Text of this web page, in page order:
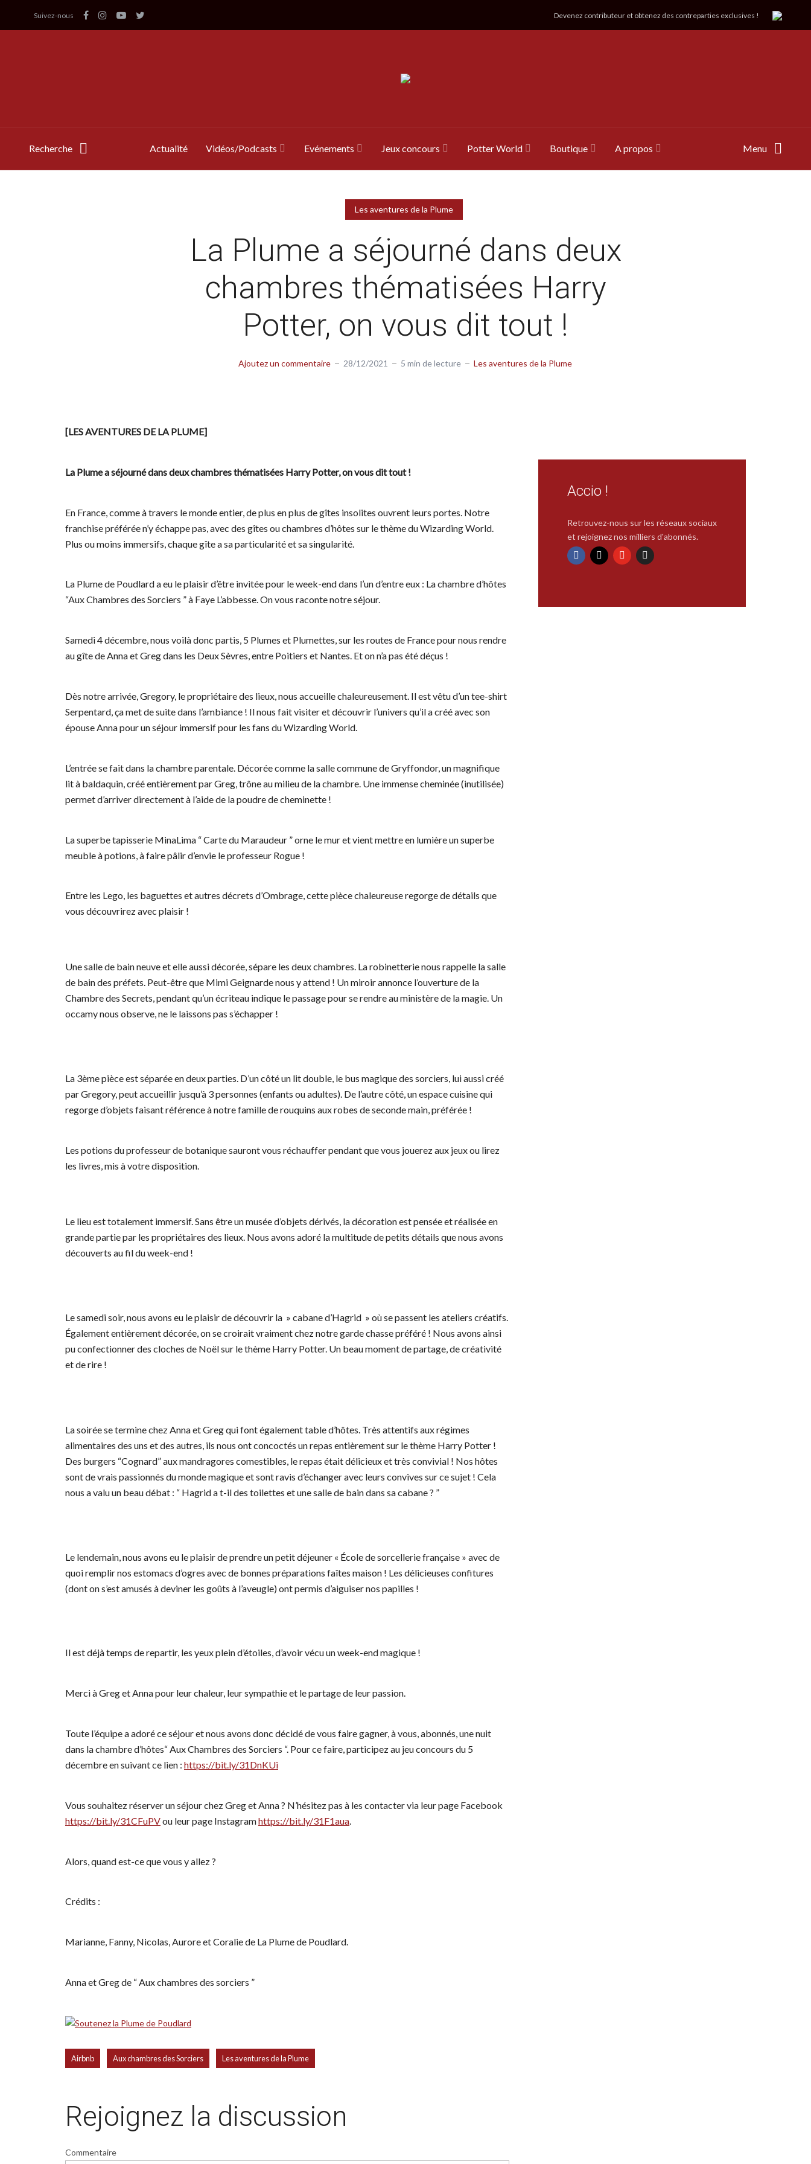
Suivez-nous Devenez contributeur et obtenez des contreparties exclusives !
Recherche Actualité Vidéos/Podcasts Evénements Jeux concours Potter World Boutique A propos Menu
Les aventures de la Plume
La Plume a séjourné dans deux
chambres thématisées Harry
Potter, on vous dit tout !
Ajoutez un commentaire 28/12/2021 5 min de lecture Les aventures de la Plume
[LES AVENTURES DE LA PLUME]
La Plume a séjourné dans deux chambres thématisées Harry Potter, on vous dit tout !
En France, comme à travers le monde entier, de plus en plus de gîtes insolites ouvrent leurs portes. Notre
franchise préférée n’y échappe pas, avec des gîtes ou chambres d’hôtes sur le thème du Wizarding World.
Plus ou moins immersifs, chaque gîte a sa particularité et sa singularité.
La Plume de Poudlard a eu le plaisir d’être invitée pour le week-end dans l’un d’entre eux : La chambre d’hôtes
“Aux Chambres des Sorciers ” à Faye L’abbesse. On vous raconte notre séjour.
Samedi 4 décembre, nous voilà donc partis, 5 Plumes et Plumettes, sur les routes de France pour nous rendre
au gîte de Anna et Greg dans les Deux Sèvres, entre Poitiers et Nantes. Et on n’a pas été déçus !
Dès notre arrivée, Gregory, le propriétaire des lieux, nous accueille chaleureusement. Il est vêtu d’un tee-shirt
Serpentard, ça met de suite dans l’ambiance ! Il nous fait visiter et découvrir l’univers qu’il a créé avec son
épouse Anna pour un séjour immersif pour les fans du Wizarding World.
L’entrée se fait dans la chambre parentale. Décorée comme la salle commune de Gryffondor, un magnifique
lit à baldaquin, créé entièrement par Greg, trône au milieu de la chambre. Une immense cheminée (inutilisée)
permet d’arriver directement à l’aide de la poudre de cheminette !
La superbe tapisserie MinaLima “ Carte du Maraudeur ” orne le mur et vient mettre en lumière un superbe
meuble à potions, à faire pâlir d’envie le professeur Rogue !
Entre les Lego, les baguettes et autres décrets d’Ombrage, cette pièce chaleureuse regorge de détails que
vous découvrirez avec plaisir !
Une salle de bain neuve et elle aussi décorée, sépare les deux chambres. La robinetterie nous rappelle la salle
de bain des préfets. Peut-être que Mimi Geignarde nous y attend ! Un miroir annonce l’ouverture de la
Chambre des Secrets, pendant qu’un écriteau indique le passage pour se rendre au ministère de la magie. Un
occamy nous observe, ne le laissons pas s’échapper !
La 3ème pièce est séparée en deux parties. D’un côté un lit double, le bus magique des sorciers, lui aussi créé
par Gregory, peut accueillir jusqu’à 3 personnes (enfants ou adultes). De l’autre côté, un espace cuisine qui
regorge d’objets faisant référence à notre famille de rouquins aux robes de seconde main, préférée !
Les potions du professeur de botanique sauront vous réchauffer pendant que vous jouerez aux jeux ou lirez
les livres, mis à votre disposition.
Le lieu est totalement immersif. Sans être un musée d’objets dérivés, la décoration est pensée et réalisée en
grande partie par les propriétaires des lieux. Nous avons adoré la multitude de petits détails que nous avons
découverts au fil du week-end !
Le samedi soir, nous avons eu le plaisir de découvrir la » cabane d’Hagrid » où se passent les ateliers créatifs.
Également entièrement décorée, on se croirait vraiment chez notre garde chasse préféré ! Nous avons ainsi
pu confectionner des cloches de Noël sur le thème Harry Potter. Un beau moment de partage, de créativité
et de rire !
La soirée se termine chez Anna et Greg qui font également table d’hôtes. Très attentifs aux régimes
alimentaires des uns et des autres, ils nous ont concoctés un repas entièrement sur le thème Harry Potter !
Des burgers “Cognard” aux mandragores comestibles, le repas était délicieux et très convivial ! Nos hôtes
sont de vrais passionnés du monde magique et sont ravis d’échanger avec leurs convives sur ce sujet ! Cela
nous a valu un beau débat : “ Hagrid a t-il des toilettes et une salle de bain dans sa cabane ? ”
Le lendemain, nous avons eu le plaisir de prendre un petit déjeuner « École de sorcellerie française » avec de
quoi remplir nos estomacs d’ogres avec de bonnes préparations faîtes maison ! Les délicieuses confitures
(dont on s’est amusés à deviner les goûts à l’aveugle) ont permis d’aiguiser nos papilles !
Il est déjà temps de repartir, les yeux plein d’étoiles, d’avoir vécu un week-end magique !
Merci à Greg et Anna pour leur chaleur, leur sympathie et le partage de leur passion.
Toute l’équipe a adoré ce séjour et nous avons donc décidé de vous faire gagner, à vous, abonnés, une nuit
dans la chambre d’hôtes“ Aux Chambres des Sorciers “. Pour ce faire, participez au jeu concours du 5
décembre en suivant ce lien : https://bit.ly/31DnKUi
Vous souhaitez réserver un séjour chez Greg et Anna ? N’hésitez pas à les contacter via leur page Facebook
https://bit.ly/31CFuPVou leur page Instagramhttps://bit.ly/31F1aua
Alors, quand est-ce que vous y allez ?
Crédits :
Marianne, Fanny, Nicolas, Aurore et Coralie de La Plume de Poudlard.
Anna et Greg de “ Aux chambres des sorciers ”
Airbnb Aux chambres des Sorciers Les aventures de la Plume
Rejoignez la discussion
Commentaire
Accio !
Retrouvez-nous sur les réseaux sociaux
et rejoignez nos milliers d'abonnés.